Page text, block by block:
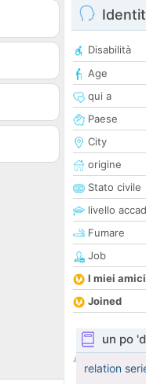
Disabilità
Age
qui a
Paese
City
origine
Stato civile
livello
Fumare
Job
I miei amici
Joined
un po
relation